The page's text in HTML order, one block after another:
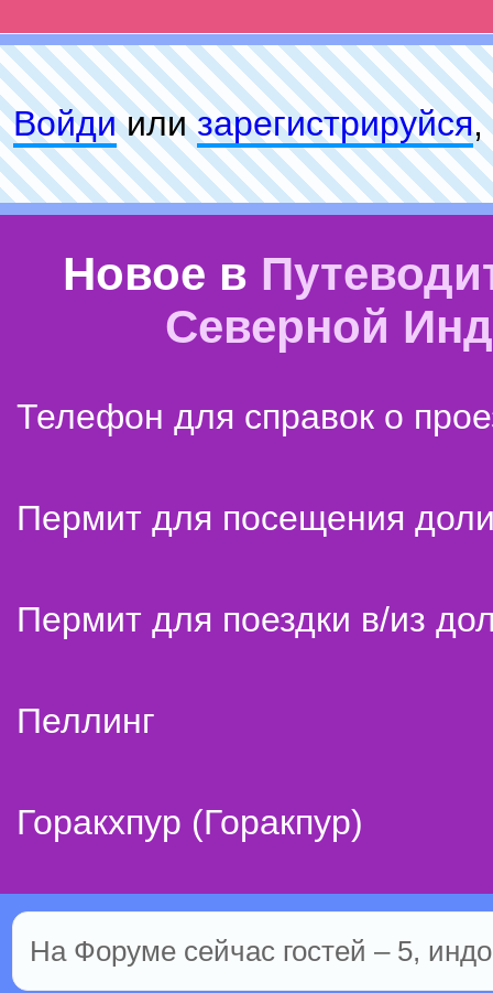
Войдиилизарeгиcтpируйся,
Новое в
Северной
Телефон для справок о
Пермит для посещения
Пермит для поездки в/из
Пеллинг
Горакхпур (Горакпур)
На Форуме сейчас гостей – 5,